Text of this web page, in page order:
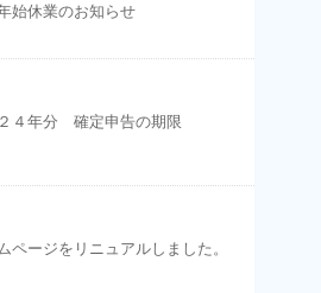
始休業のお知らせ
４年分 確定申告の期限
ページをリニュアルしました。